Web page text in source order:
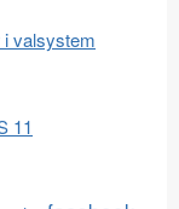
i valsystem
11